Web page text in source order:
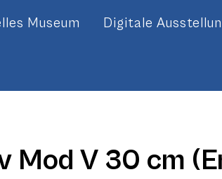
Museum Digitale
Mod V 30 cm